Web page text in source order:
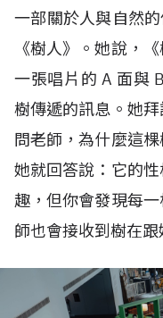
一部關於人與自然
《樹人》。她說，
一張唱片的A 面與 B
樹傳遞的訊息。她
問老師，為什麼這
她就回答說：它的
趣，但你會發現每
師也會接收到樹在跟